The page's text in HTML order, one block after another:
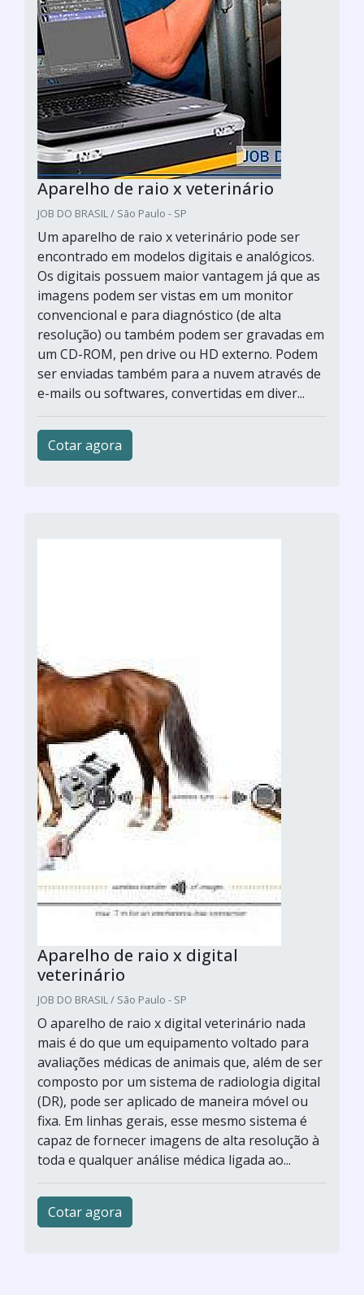
Aparelho de raio x veterinário
JOB DO BRASIL / São Paulo - SP
Um aparelho de raio x veterinário pode ser
encontrado em modelos digitais e analógicos.
Os digitais possuem maior vantagem já que as
imagens podem ser vistas em um monitor
convencional e para diagnóstico (de alta
resolução) ou também podem ser gravadas em
um CD-ROM, pen drive ou HD externo. Podem
ser enviadas também para a nuvem através de
e-mails ou softwares, convertidas em diver...
Cotar agora
Aparelho de raio x digital
veterinário
JOB DO BRASIL / São Paulo - SP
O aparelho de raio x digital veterinário nada
mais é do que um equipamento voltado para
avaliações médicas de animais que, além de ser
composto por um sistema de radiologia digital
(DR), pode ser aplicado de maneira móvel ou
fixa. Em linhas gerais, esse mesmo sistema é
capaz de fornecer imagens de alta resolução à
toda e qualquer análise médica ligada ao...
Cotar agora